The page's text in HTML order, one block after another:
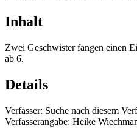
Inhalt
Zwei Geschwister fangen einen
ab 6.
Details
Verfasser: Suche nach diesem
Verfasserangabe: Heike